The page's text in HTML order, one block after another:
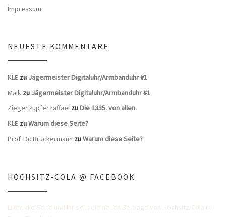
Impressum
NEUESTE KOMMENTARE
KLE zu Jägermeister Digitaluhr/Armbanduhr #1
Maik zu Jägermeister Digitaluhr/Armbanduhr #1
Ziegenzupfer raffael zuDie 1335. von allen.
KLE zuWarum diese Seite?
Prof. Dr. Bruckermann zuWarum diese Seite?
HOCHSITZ-COLA @ FACEBOOK